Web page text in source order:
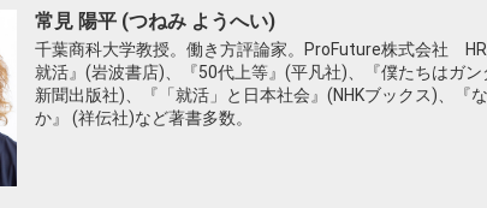
常見 陽平 (つねみ ようへい)
千葉商科大学教授。働き方評論家。ProFuture株式会社
就活』(岩波書店)、『50代上等』(平凡社)、『僕たちはガ
新聞出版社)、『「就活」と日本社会』(NHKブックス)、『
か』 (祥伝社)など著書多数。